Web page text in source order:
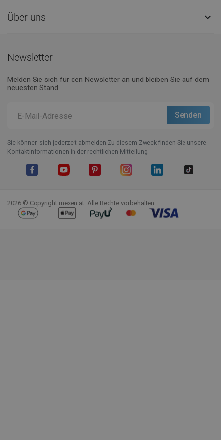
Über uns 
Newsletter
Melden Sie sich für den Newsletter an und bleiben Sie auf dem
neuesten Stand.
Sie können sich jederzeit abmelden.Zu diesem Zweck finden Sie unsere
Kontaktinformationen in der rechtlichen Mitteilung.
2026 © Copyright mexen.at. Alle Rechte vorbehalten.